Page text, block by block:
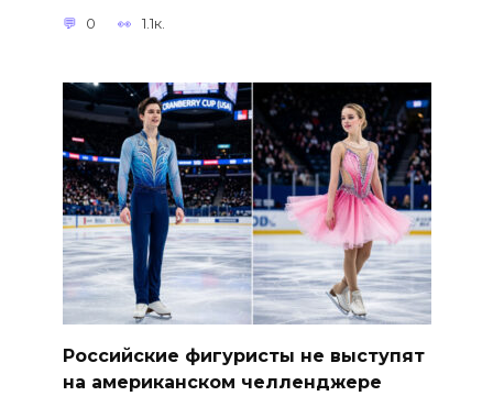
0 1.1к.
Российские фигуристы не выступят
на американском челленджере